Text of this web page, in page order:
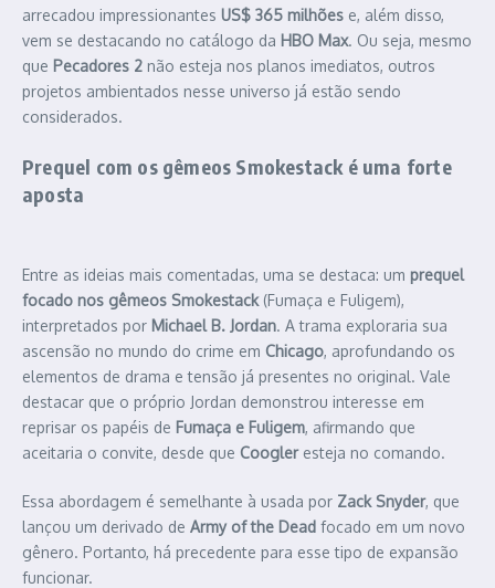
arrecadou impressionantes US$ 365 milhões e, além disso,
vem se destacando no catálogo da HBO Max. Ou seja, mesmo
que Pecadores 2 não esteja nos planos imediatos, outros
projetos ambientados nesse universo já estão sendo
considerados.
Prequel com os gêmeos Smokestack é uma forte
aposta
Entre as ideias mais comentadas, uma se destaca: um prequel
focado nos gêmeos Smokestack(Fumaça e Fuligem),
interpretados por Michael B. Jordan. A trama exploraria sua
ascensão no mundo do crime em Chicago, aprofundando os
elementos de drama e tensão já presentes no original. Vale
destacar que o próprio Jordan demonstrou interesse em
reprisar os papéis de Fumaça e Fuligem, afirmando que
aceitaria o convite, desde que Coogleresteja no comando.
Essa abordagem é semelhante à usada por Zack Snyder, que
lançou um derivado de Army of the Dead focado em um novo
gênero. Portanto, há precedente para esse tipo de expansão
funcionar.